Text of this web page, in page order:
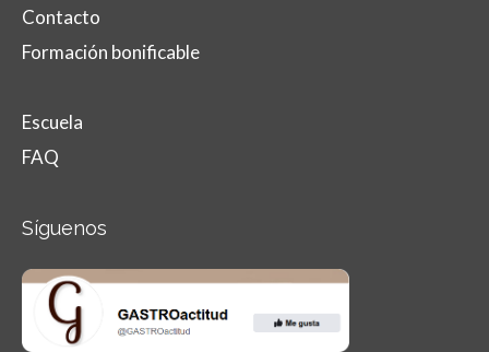
Contacto
Formación bonificable
Escuela
FAQ
Síguenos